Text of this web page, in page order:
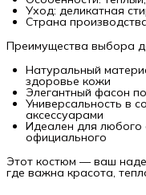
Уход: деликатная
Страна
Преимущества выбора
Натуральный
здоровье кожи
Элегантный фасон
Универсальность в
аксессуарами
Идеален для любого
официального
Этот костюм — ваш
где важна красота,